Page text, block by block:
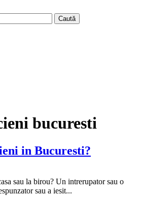
bucuresti
in Bucuresti?
sau la birou? Un intrerupator sau o
sau a iesit...